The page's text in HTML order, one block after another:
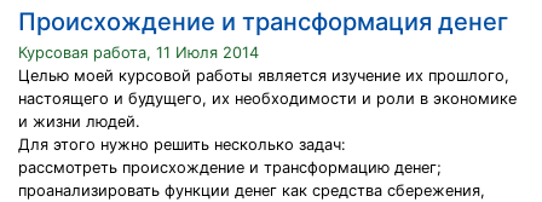
Происхождение и трансформация денег
Курсовая работа, 11 Июля 2014
Целью моей курсовой работы является изучение их прошлого,
настоящего и будущего, их необходимости и роли в экономике
и жизни людей.
Для этого нужно решить несколько задач:
рассмотреть происхождение и трансформацию денег;
проанализировать функции денег как средства сбережения,